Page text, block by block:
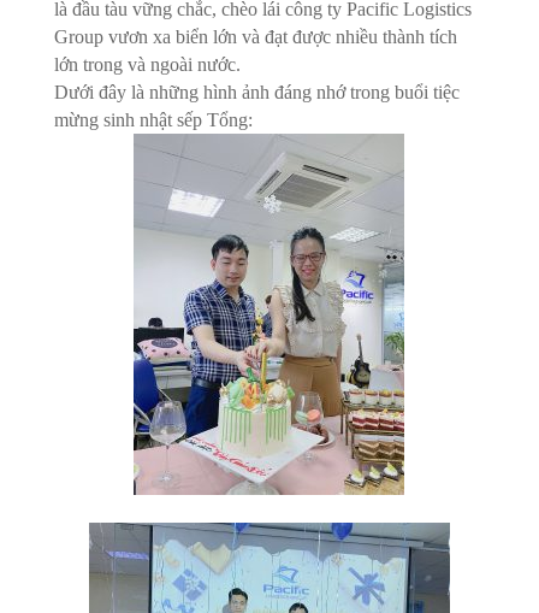
là đầu tàu vững chắc, chèo lái công ty Pacific Logistics
Group vươn xa biển lớn và đạt được nhiều thành tích
lớn trong và ngoài nước.
Dưới đây là những hình ảnh đáng nhớ trong buổi tiệc
mừng sinh nhật sếp Tổng: